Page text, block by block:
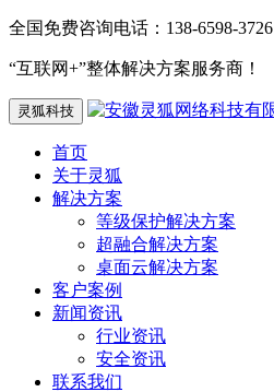
全国免费咨询电话：138-6598-3726
“互联网+”整体解决方案服务商！
灵狐科技
首页
关于灵狐
解决方案
等级保护解决方案
超融合解决方案
桌面云解决方案
客户案例
新闻资讯
行业资讯
安全资讯
联系我们